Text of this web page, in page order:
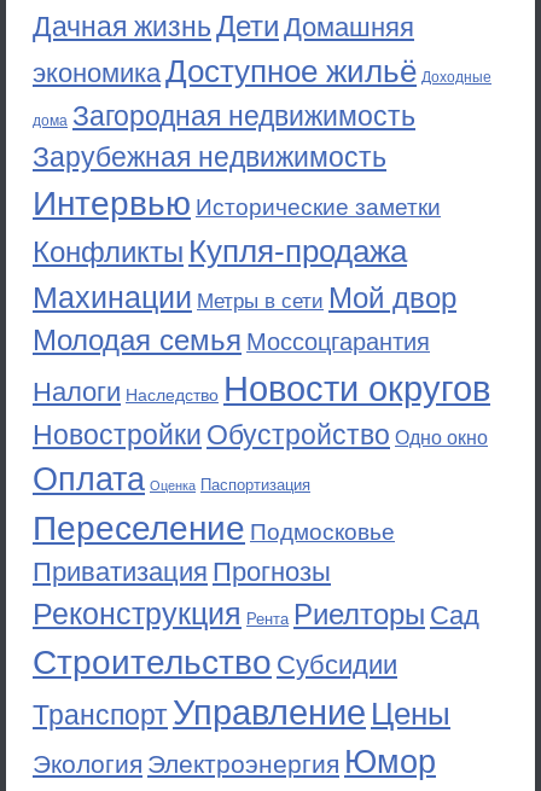
Дачная жизньДети Домашняя
экономикаДоступное жильё Доходные
дома Загородная недвижимость
Зарубежная недвижимость
Интервью Исторические заметки
Конфликты Купля-продажа
Махинации Метры в сети Мой двор
Молодая семья Моссоцгарантия
Налоги Наследство Новости округов
Новостройки Обустройство Одно окно
Оплата Оценка Паспортизация
Переселение Подмосковье
Приватизация Прогнозы
Реконструкция Рента Риелторы Сад
Строительство Субсидии
ТранспортУправление Цены
Экология Электроэнергия Юмор